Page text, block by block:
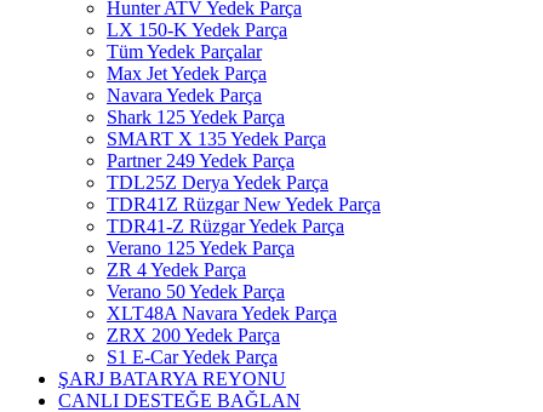
Hunter ATV Yedek Parça
LX 150-K Yedek Parça
Tüm Yedek Parçalar
Max Jet Yedek Parça
Navara Yedek Parça
Shark 125 Yedek Parça
SMART X 135 Yedek Parça
Partner 249 Yedek Parça
TDL25Z Derya Yedek Parça
TDR41Z Rüzgar New Yedek Parça
TDR41-Z Rüzgar Yedek Parça
Verano 125 Yedek Parça
ZR 4 Yedek Parça
Verano 50 Yedek Parça
XLT48A Navara Yedek Parça
ZRX 200 Yedek Parça
S1 E-Car Yedek Parça
ŞARJ BATARYA REYONU
CANLI DESTEĞE BAĞLAN